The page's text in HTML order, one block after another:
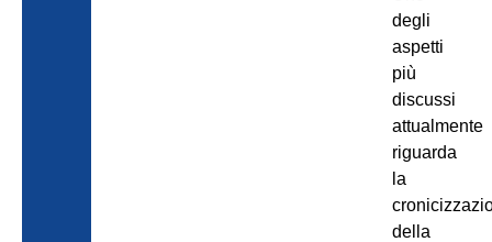
degli
aspetti
più
discussi
attualmente
riguarda
la
della